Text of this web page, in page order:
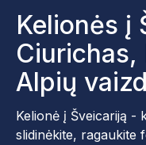
Kelionės į
Ciurichas,
Alpių
Kelionė į Šveicariją -
slidinėkite, ragaukite